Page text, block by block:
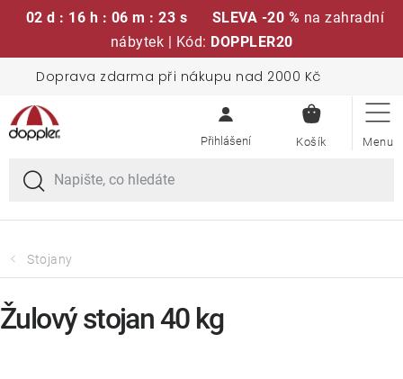
02 d : 16 h : 06 m : 23 s SLEVA -20 % na zahradní
nábytek | Kód: DOPPLER20
obsah
Doprava zdarma při nákupu nad 2000 Kč
KOŠÍK
Sedací soupravy
Slunečníky
Křesla a židle
Stojany
Žulový stojan 40 kg